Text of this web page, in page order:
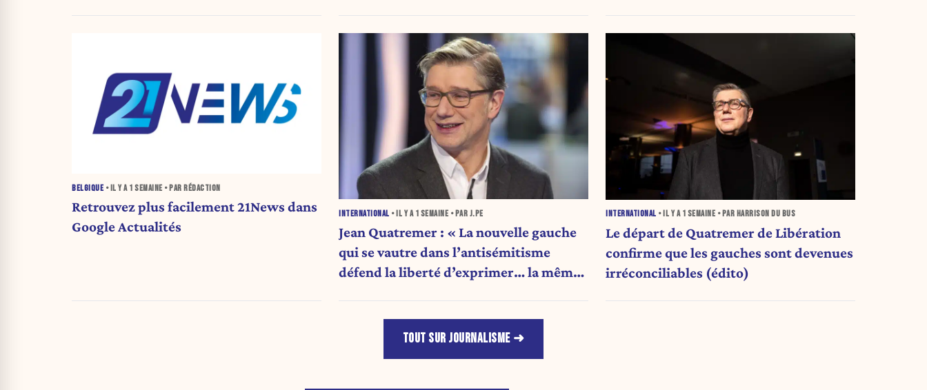
BELGIQUE • IL Y A 1 SEMAINE • PAR RÉDACTION
Retrouvez plus facilement 21News dans
Google Actualités
INTERNATIONAL • IL Y A 1 SEMAINE • PAR J.PE
Jean Quatremer : « La nouvelle gauche
qui se vautre dans l’antisémitisme
défend la liberté d’exprimer… la même
INTERNATIONAL • IL Y A 1 SEMAINE • PAR HARRISON DU BUS
Le départ de Quatremer de Libération
confirme que les gauches sont devenues
irréconciliables (édito)
TOUT SUR JOURNALISME